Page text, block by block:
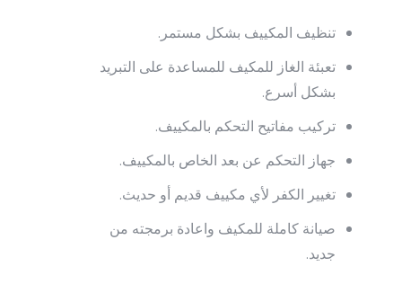
تنظيف المكييف بشكل مستمر.
تعبئة الغاز للمكيف للمساعدة على التبريد
بشكل أسرع.
تركيب مفاتيح التحكم بالمكييف.
جهاز التحكم عن بعد الخاص بالمكييف.
تغيير الكفر لأي مكييف قديم أو حديث.
صيانة كاملة للمكيف واعادة برمجته من
جديد.